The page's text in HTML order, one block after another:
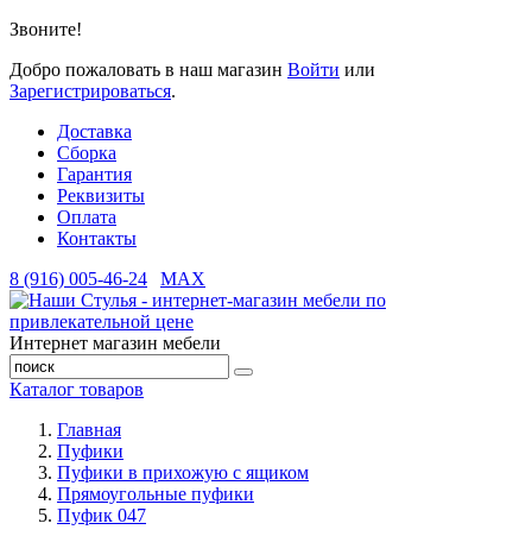
Звоните!
Добро пожаловать в наш магазин Войти или
Зарегистрироваться.
Доставка
Сборка
Гарантия
Реквизиты
Оплата
Контакты
8 (916) 005-46-24
MAX
Интернет магазин мебели
Каталог товаров
Главная
Пуфики
Пуфики в прихожую с ящиком
Прямоугольные пуфики
Пуфик 047